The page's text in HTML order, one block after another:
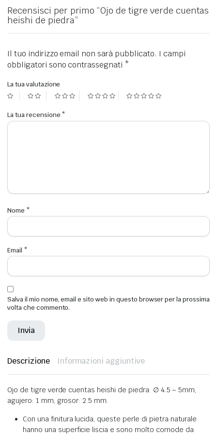
Recensisci per primo “Ojo de tigre verde cuentas
heishi de piedra”
Il tuo indirizzo email non sarà pubblicato. I campi
obbligatori sono contrassegnati *
La tua valutazione
La tua recensione *
Nome *
Email *
Salva il mio nome, email e sito web in questo browser per la prossima
volta che commento.
Descrizione Informazioni aggiuntive
Ojo de tigre verde cuentas heishi de piedra: ∅ 4.5 ~ 5mm,
agujero: 1 mm, grosor: 2.5 mm.
Con una finitura lucida, queste perle di pietra naturale
hanno una superficie liscia e sono molto comode da